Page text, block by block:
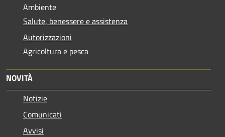
Ambiente
Salute, benessere e assistenza
Autorizzazioni
Agricoltura e pesca
NOVITÀ
Notizie
Comunicati
Avvisi